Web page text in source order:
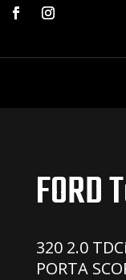
FORD
320 2.0
PORTA